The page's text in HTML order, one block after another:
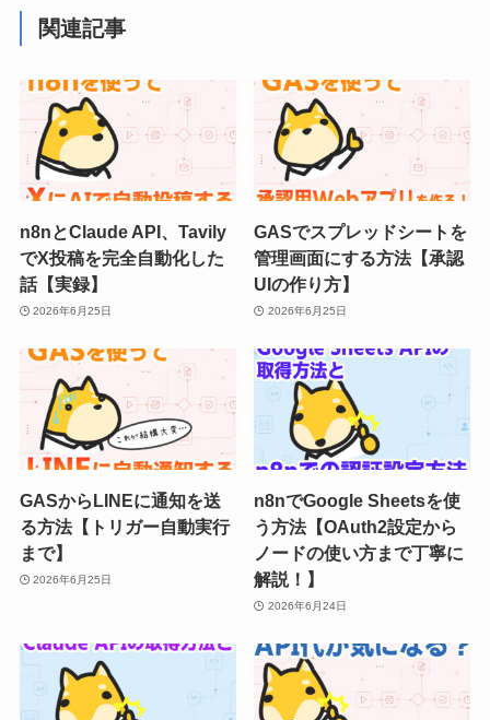
関連記事
n8nとClaude API、Tavily
でX投稿を完全自動化した
話【実録】
2026年6月25日
GASでスプレッドシートを
管理画面にする方法【承認
UIの作り方】
2026年6月25日
GASからLINEに通知を送
る方法【トリガー自動実行
まで】
2026年6月25日
n8nでGoogle Sheetsを使
う方法【OAuth2設定から
ノードの使い方まで丁寧に
解説！】
2026年6月24日